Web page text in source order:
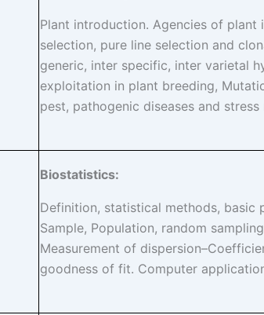
Plant introduction. Agencies of plant
selection, pure line selection and
generic, inter specific, inter varietal
exploitation in plant breeding,
pest, pathogenic diseases and stress
Biostatistics:
Definition, statistical methods, basic
Sample, Population, random
Measurement of
goodness of fit. Computer